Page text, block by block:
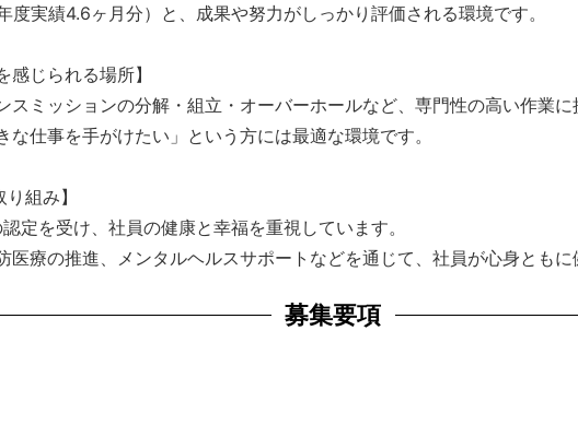
度実績4.6ヶ月分）と、成果や努力がしっかり評価される環境です。
感じられる場所】
スミッションの分解・組立・オーバーホールなど、専門性の高い作業
な仕事を手がけたい」という方には最適な環境です。
組み】
定を受け、社員の健康と幸福を重視しています。
医療の推進、メンタルヘルスサポートなどを通じて、社員が心身とも
募集要項